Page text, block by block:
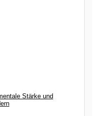
Stärke und